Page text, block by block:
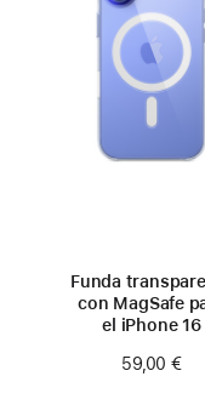
Funda
con MagSafe
el iPhone 16
59,00 €